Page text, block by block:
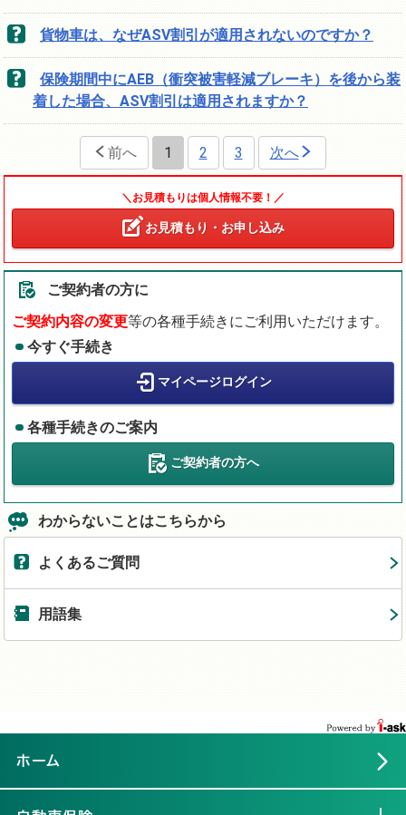
貨物車は、なぜASV割引が適用されないのですか？
保険期間中にAEB（衝突被害軽減ブレーキ）を後から装
着した場合、ASV割引は適用されますか？
前へ 1 2 3 次へ
＼お見積もりは個人情報不要！／
お見積もり・お申し込み
ご契約者の方に
ご契約内容の変更等の各種手続きにご利用いただけます。
今すぐ手続き
マイページログイン
各種手続きのご案内
ご契約者の方へ
わからないことはこちらから
よくあるご質問
用語集
ホーム